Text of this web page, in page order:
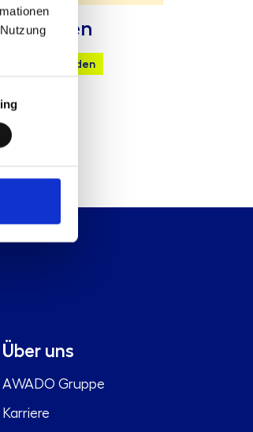
Mail senden
Über uns
AWADO Gruppe
Karriere